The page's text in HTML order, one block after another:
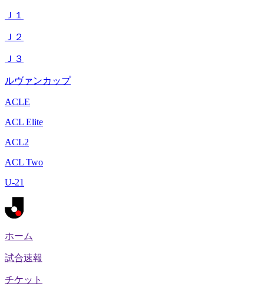
Ｊ１
Ｊ２
Ｊ３
ルヴァンカップ
ACLE
ACL Elite
ACL2
ACL Two
U-21
ホーム
試合速報
チケット